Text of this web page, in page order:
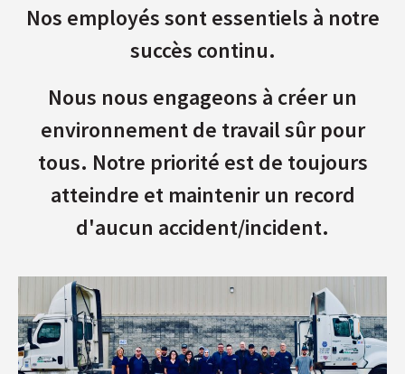
Nos employés sont essentiels à notre
succès continu.
Nous nous engageons à créer un
environnement de travail sûr pour
tous. Notre priorité est de toujours
atteindre et maintenir un record
d'aucun accident/incident.